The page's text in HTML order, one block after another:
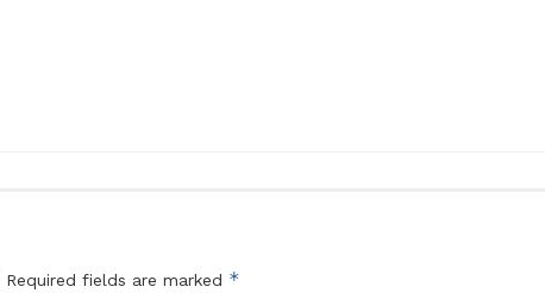
Required fields are marked *